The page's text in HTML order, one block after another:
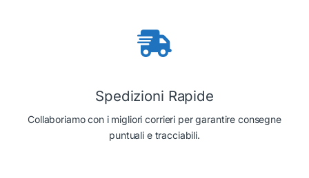
Spedizioni Rapide
Collaboriamo con i migliori corrieri per garantire consegne
puntuali e tracciabili.